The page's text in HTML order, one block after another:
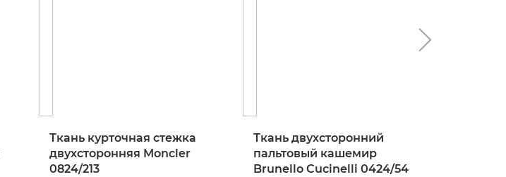
Ткань курточная стежка
двухсторонняя Moncler
0824/213
Ткань двухсторонний
пальтовый кашемир
Brunello Cucinelli 0424/54